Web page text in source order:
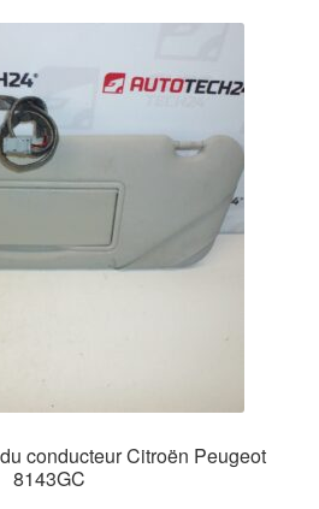
conducteur Citroën Peugeot
8143GC